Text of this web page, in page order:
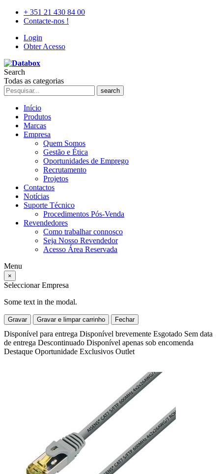
+ 351 21 430 84 00
Contacte-nos !
Login
Obter Acesso
Search
Todas as categorias
search
Início
Produtos
Marcas
Empresa
Quem Somos
Gestão e Ética
Oportunidades de Emprego
Recrutamento
Projetos
Contactos
Notícias
Suporte Técnico
Procedimentos Pós-Venda
Revendedores
Como trabalhar connosco
Seja Nosso Revendedor
Acesso Área Reservada
Menu
×
Seleccionar Empresa
Some text in the modal.
Gravar Gravar e limpar carrinho Fechar
Disponível para entrega Disponível brevemente Esgotado Sem data
de entrega Descontinuado Disponível apenas sob encomenda
Destaque Oportunidade Exclusivos Outlet